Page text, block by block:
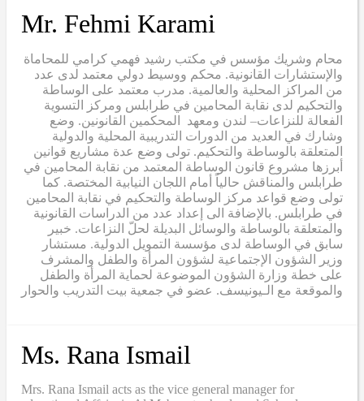
Mr. Fehmi Karami
محام وشريك مؤسس في مكتب رشيد فهمي كرامي للمحاماة
والإستشارات القانونية. محكم ووسيط دولي معتمد لدى عدد
من المراكز المحلية والعالمية. مدرب معتمد على الوساطة
والتحكيم لدى نقابة المحامين في طرابلس ومركز التسوية
الفعالة للنزاعات– لندن ومعهد المحكمين القانونين. وضع
وشارك في العديد من الدورات التدريبية المحلية والدولية
المتعلقة بالوساطة والتحكيم. تولى وضع عدة مشاريع قوانين
أبرزها مشروع قانون الوساطة المعتمد من نقابة المحامين في
طرابلس والمناقش حالياً أمام اللجان النيابية المختصة. كما
تولى وضع قواعد مركز الوساطة والتحكيم في نقابة المحامين
في طرابلس. بالإضافة الى إعداد عدد من الدراسات القانونية
والمتعلقة بالوساطة والوسائل البديلة لحلّ النزاعات. خبير
سابق في الوساطة لدى مؤسسة التمويل الدولية. مستشار
وزير الشؤون الإجتماعية لشؤون المرأة والطفل والمشرف
على خطة وزارة الشؤون الموضوعة لحماية المرأة والطفل
والموقعة مع الـيونيسف. عضو في جمعية بيت التدريب والحوار
Ms. Rana Ismail
Mrs. Rana Ismail acts as the vice general manager for